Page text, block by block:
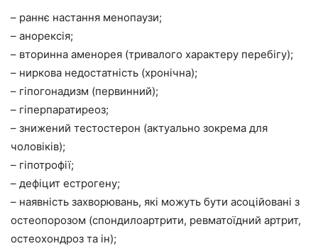
– раннє настання менопаузи;
– анорексія;
– вторинна аменорея (тривалого характеру перебігу);
– ниркова недостатність (хронічна);
– гіпогонадизм (первинний);
– гіперпаратиреоз;
– знижений тестостерон (актуально зокрема для
чоловіків);
– гіпотрофії;
– дефіцит естрогену;
– наявність захворювань, які можуть бути асоційовані з
остеопорозом (спондилоартрити, ревматоїдний артрит,
остеохондроз та ін);